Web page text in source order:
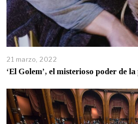
21 marzo, 2022
‘El Golem’, el misterioso poder de